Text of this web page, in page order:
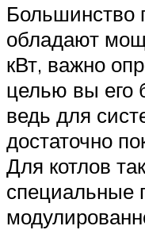
Большинство
обладают
кВт, важно
целью вы его
ведь для
достаточно
Для котлов
специальные